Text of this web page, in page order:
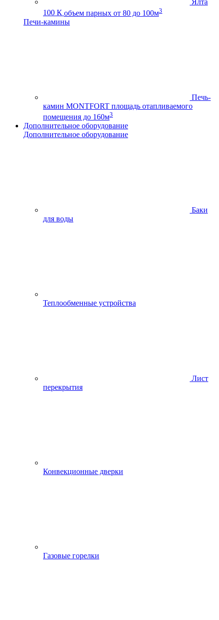
Ялта
100 К объем парных от 80 до 100м3
Печи-камины
Печь-
камин MONTFORT площадь отапливаемого
помещения до 160м3
Дополнительное оборудование
Дополнительное оборудование
Баки
для воды
Теплообменные устройства
Лист
перекрытия
Конвекционные дверки
Газовые горелки